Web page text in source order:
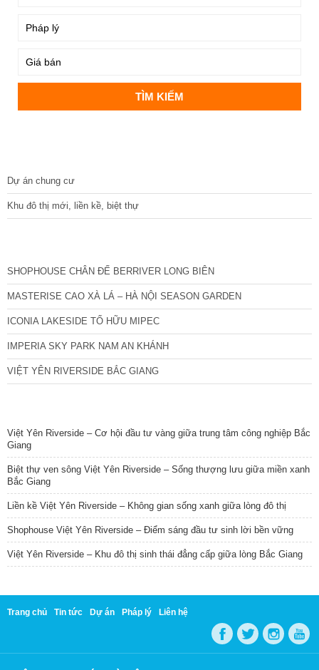
Dự án chung cư
Khu đô thị mới, liền kề, biệt thự
SHOPHOUSE CHÂN ĐẾ BERRIVER LONG BIÊN
MASTERISE CAO XÀ LÁ – HÀ NỘI SEASON GARDEN
ICONIA LAKESIDE TỐ HỮU MIPEC
IMPERIA SKY PARK NAM AN KHÁNH
VIỆT YÊN RIVERSIDE BẮC GIANG
Việt Yên Riverside – Cơ hội đầu tư vàng giữa trung tâm công nghiệp Bắc
Giang
Biệt thự ven sông Việt Yên Riverside – Sống thượng lưu giữa miền xanh
Bắc Giang
Liền kề Việt Yên Riverside – Không gian sống xanh giữa lòng đô thị
Shophouse Việt Yên Riverside – Điểm sáng đầu tư sinh lời bền vững
Việt Yên Riverside – Khu đô thị sinh thái đẳng cấp giữa lòng Bắc Giang
Trang chủ Tin tức Dự án Pháp lý Liên hệ